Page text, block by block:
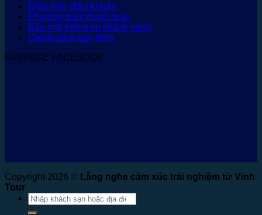
Điều kiện điều khoản
Phương thức thanh toán
Bảo mật thông tin khách hàng
Chính sách quy định
FANPAGE FACEBOOK
Copyright 2026 © Lắng nghe cảm xúc trải nghiệm từ Vinh
Tour
Tìm
kiếm: